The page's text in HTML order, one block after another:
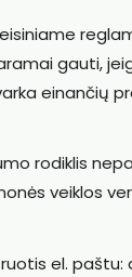
gauti,
einančių
rodiklis
veiklos
el. paštu: